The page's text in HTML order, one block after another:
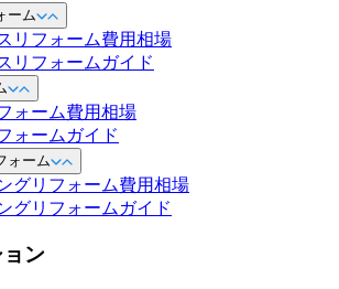
ーム
リフォーム費用相場
リフォームガイド
ォーム費用相場
ォームガイド
ォーム
グリフォーム費用相場
グリフォームガイド
ン